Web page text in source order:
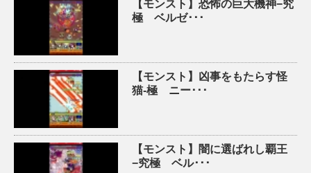
【モンスト】恐怖の巨大機神−究
極 ベルゼ･･･
【モンスト】凶事をもたらす怪
猫-極 ニー･･･
【モンスト】闇に選ばれし覇王
−究極 ベル･･･